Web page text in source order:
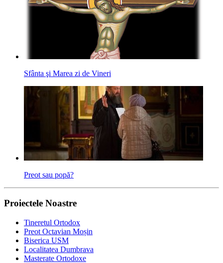
Sfânta şi Marea zi de Vineri
Preot sau popă?
Proiectele Noastre
Tineretul Ortodox
Preot Octavian Moșin
Biserica USM
Localitatea Dumbrava
Masterate Ortodoxe